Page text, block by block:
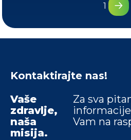
1
Kontaktirajte nas!
Vaše
zdravlje,
naša
misija.
Za sva
Vam na